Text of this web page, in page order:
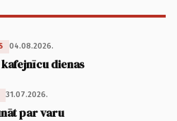
04.08.2026.
dienas
31.07.2026.
par varu